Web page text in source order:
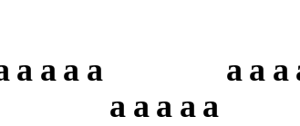
a
a